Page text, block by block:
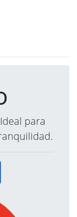
para